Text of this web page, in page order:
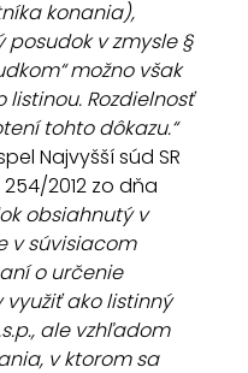
konania),
v zmysle §
možno však
listinou. Rozdielnosť
tohto dôkazu.“
Najvyšší súd SR
2012 zo dňa
obsiahnutý v
v súvisiacom
o určenie
ako listinný
ale vzhľadom
v ktorom sa